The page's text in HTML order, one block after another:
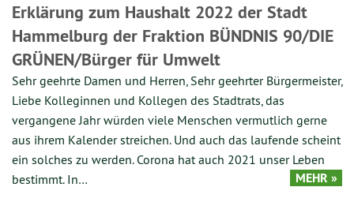
Erklärung zum Haushalt 2022 der Stadt
Hammelburg der Fraktion BÜNDNIS 90/DIE
GRÜNEN/Bürger für Umwelt
Sehr geehrte Damen und Herren, Sehr geehrter Bürgermeister,
Liebe Kolleginnen und Kollegen des Stadtrats, das
vergangene Jahr würden viele Menschen vermutlich gerne
aus ihrem Kalender streichen. Und auch das laufende scheint
ein solches zu werden. Corona hat auch 2021 unser Leben
bestimmt. In…
MEHR »